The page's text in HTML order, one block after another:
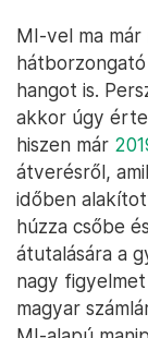
MI-vel ma
hátborzongató
hangot is.
akkor úgy
hiszen már
átverésről,
időben
húzza csőbe
átutalására a
nagy
magyar